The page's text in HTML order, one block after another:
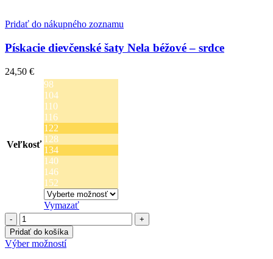
Pridať do nákupného zoznamu
Pískacie dievčenské šaty Nela béžové – srdce
24,50 €
Veľkosť
98
104
110
116
122
128
134
140
146
152
Vymazať
množstvo
Pískacie
dievčenské
šaty
Pridať do košíka
Výber možnostíTento